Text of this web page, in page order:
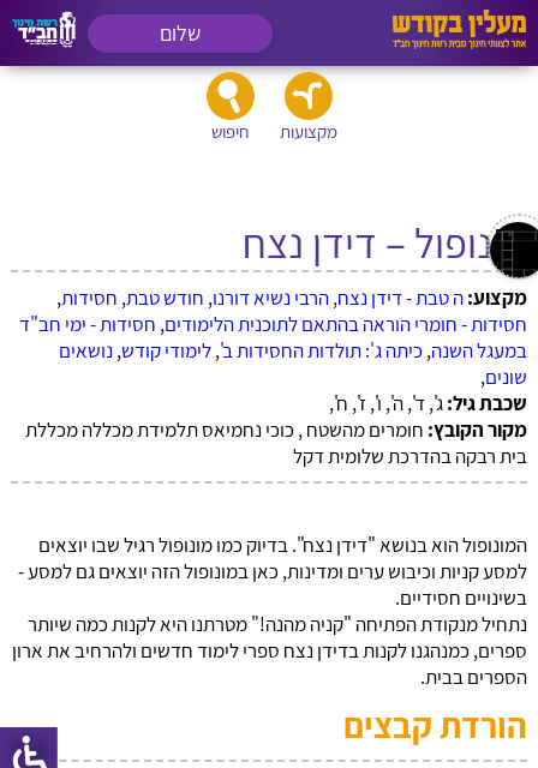
שלום
מקצועות חיפוש
מונופול – דידן נצח
מקצוע:ה טבת - דידן נצח,הרבי נשיא דורנו, חודש טבת, חסידות,
חסידות - חומרי הוראה בהתאם לתוכנית הלימודים, חסידות - ימי חב"ד
במעגל השנה, כיתה ג': תולדות החסידות ב',לימודי קודש, נושאים
שונים,
שכבת גיל:ג', ד', ה', ו', ז', ח',
מקור הקובץ: חומרים מהשטח , כוכי נחמיאס תלמידת מכללה מכללת
בית רבקה בהדרכת שלומית דקל
המונופול הוא בנושא "דידן נצח". בדיוק כמו מונופול רגיל שבו יוצאים
למסע קניות וכיבוש ערים ומדינות, כאן במונופול הזה יוצאים גם למסע -
בשינויים חסידיים.
נתחיל מנקודת הפתיחה "קניה מהנה!" מטרתנו היא לקנות כמה שיותר
ספרים, כמנהגנו לקנות בדידן נצח ספרי לימוד חדשים ולהרחיב את ארון
הספרים בבית.
הורדת קבצים